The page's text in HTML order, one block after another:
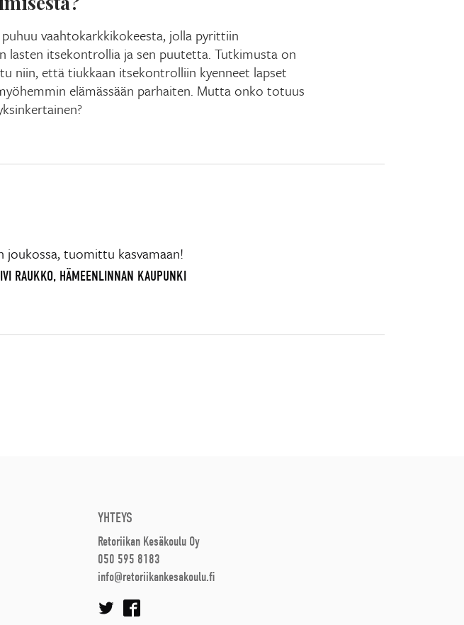
vaahtokarkkikokeesta, jolla pyrittiin
lasten itsekontrollia ja sen puutetta. Tutkimusta on
niin, että tiukkaan itsekontrolliin kyenneet lapset
elämässään parhaiten. Mutta onko totuus
joukossa, tuomittu kasvamaan!
RAUKKO, HÄMEENLINNAN KAUPUNKI
YHTEYS
Retoriikan Kesäkoulu Oy
050 595 8183
info@retoriikankesakoulu.fi